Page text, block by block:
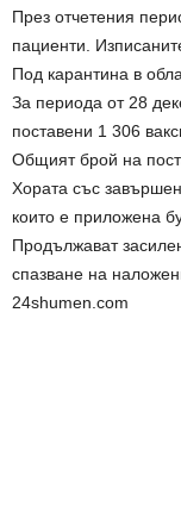
През отчетения
пациенти.
Под карантина в
За периода от 28
поставени 1 306
Общият брой на
Хората със
които е приложена
Продължават
спазване на
24shumen.com